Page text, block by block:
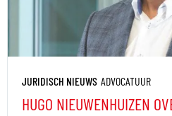
JURIDISCH NIEUWS ADVOCATUUR
HUGO NIEUWENHUIZEN